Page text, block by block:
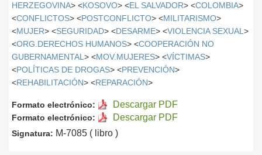
HERZEGOVINA> <KOSOVO> <EL SALVADOR> <COLOMBIA>
<CONFLICTOS> <POSTCONFLICTO> <MILITARISMO>
<MUJER> <SEGURIDAD> <DESARME> <VIOLENCIA SEXUAL >
<ORG.DERECHOS HUMANOS> <COOPERACIÓN NO
GUBERNAMENTAL > <MOV.MUJERES> <VÍCTIMAS>
<POLÍTICAS DE DROGAS> <PREVENCIÓN>
<REHABILITACIÓN> <REPARACIÓN>
Formato electrónico: Descargar PDF
Formato electrónico: Descargar PDF
Signatura: M-7085 ( libro )